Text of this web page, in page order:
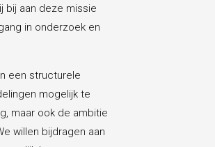
bij aan deze missie
in onderzoek en
een structurele
mogelijk te
maar ook de ambitie
willen bijdragen aan